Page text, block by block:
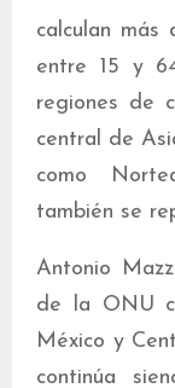
calculan más
entre 15 y
regiones de
central de
como
también se
Antonio
de la ONU
México y
continúa